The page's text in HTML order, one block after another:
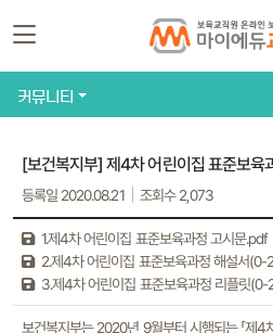
커뮤니티
[보건복지부] 제4차 어린이집 표준보육
등록일 2020.08.21 조회수 2,073
1.제4차 어린이집 표준보육과정 고시문.pdf
2.제4차 어린이집 표준보육과정 해설서(0-
3.제4차 어린이집 표준보육과정 리플릿
보건복지부는 2020년 9월부터 시행되는 「제4